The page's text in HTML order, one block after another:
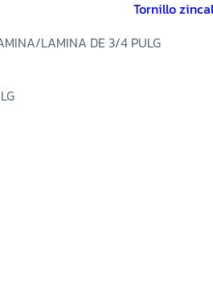
LAMINA DE 3/4 PULG